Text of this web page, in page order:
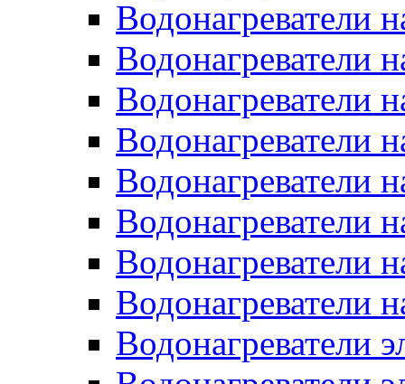
Водонагреватели
Водонагреватели
Водонагреватели
Водонагреватели
Водонагреватели
Водонагреватели
Водонагреватели
Водонагреватели
Водонагреватели